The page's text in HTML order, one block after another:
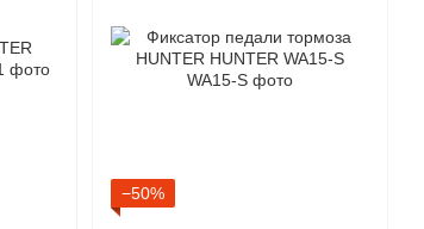
−50%